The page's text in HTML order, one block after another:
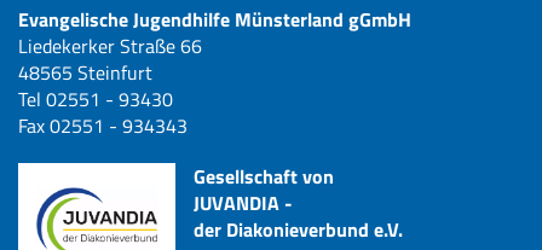
Evangelische Jugendhilfe Münsterland gGmbH
Liedekerker Straße 66
48565 Steinfurt
Tel 02551 - 93430
Fax 02551 - 934343
Gesellschaft von
JUVANDIA -
der Diakonieverbund e.V.